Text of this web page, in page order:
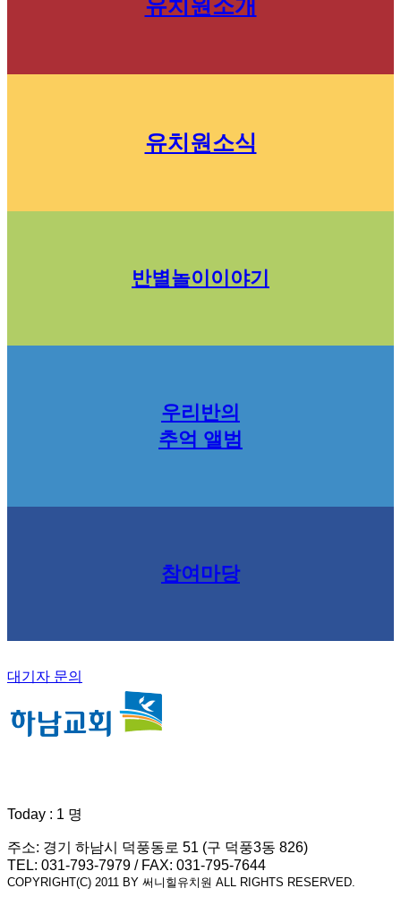
유치원소개
유치원소식
반별놀이이야기
우리반의
추억 앨범
참여마당
대기자 문의
Today : 1 명
주소: 경기 하남시 덕풍동로 51 (구 덕풍3동 826)
TEL: 031-793-7979 / FAX: 031-795-7644
COPYRIGHT(C) 2011 BY 써니힐유치원 ALL RIGHTS RESERVED.